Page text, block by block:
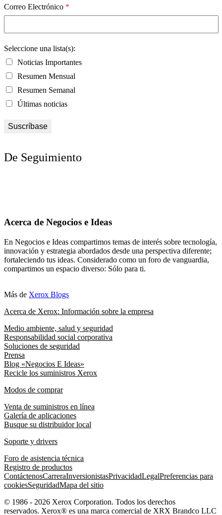
Correo Electrónico *
Seleccione una lista(s):
Noticias Importantes
Resumen Mensual
Resumen Semanal
Últimas noticias
De Seguimiento
Acerca de Negocios e Ideas
En Negocios e Ideas compartimos temas de interés sobre tecnología,
innovación y estrategia abordados desde una perspectiva diferente;
fortaleciendo tus ideas. Considerado como un foro de vanguardia,
compartimos un espacio diverso: Sólo para ti.
Más de Xerox Blogs
Acerca de Xerox: Información sobre la empresa
Medio ambiente, salud y seguridad
Responsabilidad social corporativa
Soluciones de seguridad
Prensa
Blog «Negocios E Ideas»
Recicle los suministros Xerox
Modos de comprar
Venta de suministros en línea
Galería de aplicaciones
Busque su distribuidor local
Soporte y drivers
Foro de asistencia técnica
Registro de productos
ContáctenosCarreraInversionistasPrivacidadLegalPreferencias para
cookiesSeguridadMapa del sitio
© 1986 - 2026 Xerox Corporation. Todos los derechos
reservados. Xerox® es una marca comercial de XRX Brandco LLC